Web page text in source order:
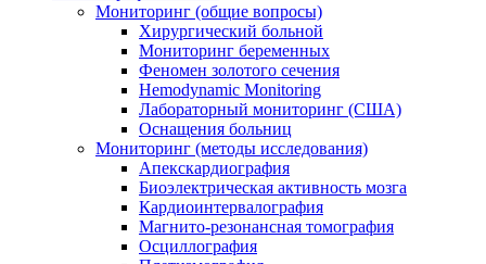
Мониторинг (общие вопросы)
Хирургический больной
Мониторинг беременных
Феномен золотого сечения
Hemodynamic Monitoring
Лабораторный мониторинг (США)
Оснащения больниц
Мониторинг (методы исследования)
Апекскардиография
Биоэлектрическая активность мозга
Кардиоинтервалография
Магнито-резонансная томография
Осциллография